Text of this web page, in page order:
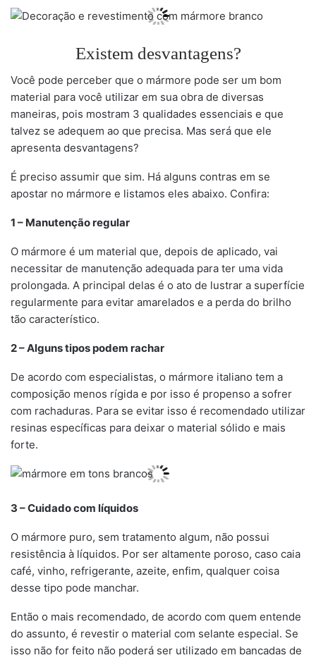
Existem desvantagens?
Você pode perceber que o mármore pode ser um bom
material para você utilizar em sua obra de diversas
maneiras, pois mostram 3 qualidades essenciais e que
talvez se adequem ao que precisa. Mas será que ele
apresenta desvantagens?
É preciso assumir que sim. Há alguns contras em se
apostar no mármore e listamos eles abaixo. Confira:
1 – Manutenção regular
O mármore é um material que, depois de aplicado, vai
necessitar de manutenção adequada para ter uma vida
prolongada. A principal delas é o ato de lustrar a superfície
regularmente para evitar amarelados e a perda do brilho
tão característico.
2 – Alguns tipos podem rachar
De acordo com especialistas, o mármore italiano tem a
composição menos rígida e por isso é propenso a sofrer
com rachaduras. Para se evitar isso é recomendado utilizar
resinas específicas para deixar o material sólido e mais
forte.
3 – Cuidado com líquidos
O mármore puro, sem tratamento algum, não possui
resistência à líquidos. Por ser altamente poroso, caso caia
café, vinho, refrigerante, azeite, enfim, qualquer coisa
desse tipo pode manchar.
Então o mais recomendado, de acordo com quem entende
do assunto, é revestir o material com selante especial. Se
isso não for feito não poderá ser utilizado em bancadas de